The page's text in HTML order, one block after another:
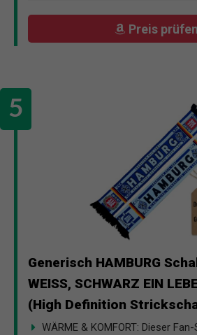
Preis prüfen
Generisch HAMBURG
WEISS, SCHWARZ EIN
(High Definition
WÄRME & KOMFORT: Dieser